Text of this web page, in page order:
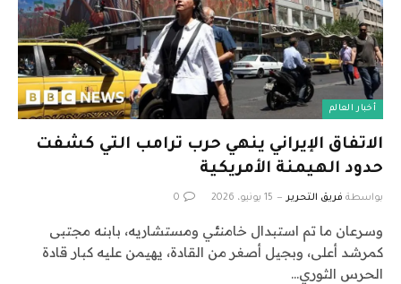
أخبار العالم
الاتفاق الإيراني ينهي حرب ترامب التي كشفت
حدود الهيمنة الأمريكية
بواسطة فريق التحرير 15 يونيو، 2026 0
وسرعان ما تم استبدال خامنئي ومستشاريه، بابنه مجتبى
كمرشد أعلى، وبجيل أصغر من القادة، يهيمن عليه كبار قادة
الحرس الثوري…